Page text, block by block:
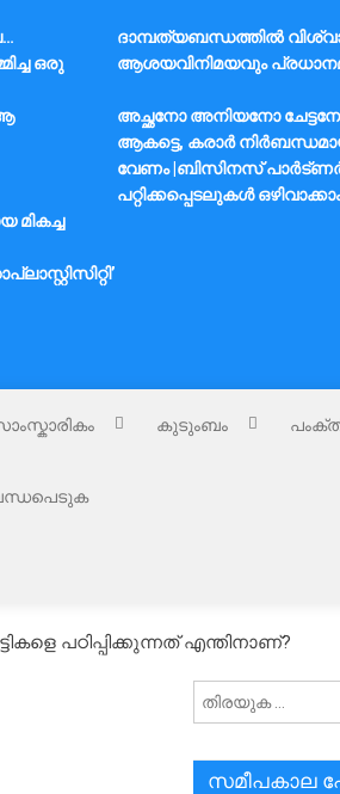
ഒരു
ദാമ്പത്യബന്ധത്തിൽ
ആശയവിനിമയവും
അച്ഛനോ അനിയനോ
ആകട്ടെ, കരാർ
വേണം |ബിസിനസ്
പറ്റിക്കപ്പെടലുകൾ
മികച്ച
കുടുംബം
പഠിപ്പിക്കുന്നത് എന്തിനാണ്?
സമീപകാല